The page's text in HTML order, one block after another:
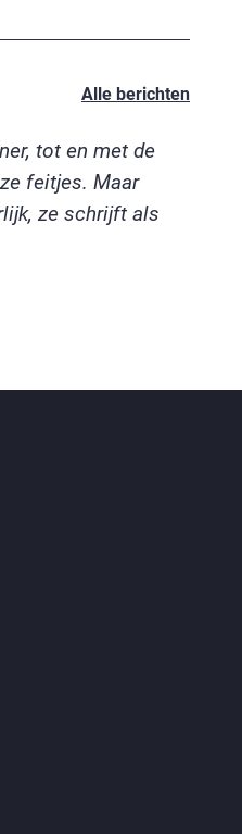
Alle berichten
tot en met de
feitjes. Maar
ze schrijft als